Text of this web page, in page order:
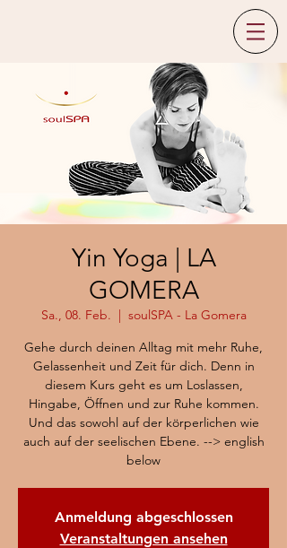
Yin Yoga | LA
GOMERA
Sa., 08. Feb.
  |
soulSPA - La Gomera
Gehe durch deinen Alltag mit mehr Ruhe,
Gelassenheit und Zeit für dich. Denn in
diesem Kurs geht es um Loslassen,
Hingabe, Öffnen und zur Ruhe kommen.
Und das sowohl auf der körperlichen wie
auch auf der seelischen Ebene. --> english
below
Anmeldung abgeschlossen
Veranstaltungen ansehen